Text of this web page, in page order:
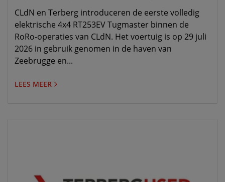
CLdN en Terberg introduceren de eerste volledig
elektrische 4x4 RT253EV Tugmaster binnen de
RoRo-operaties van CLdN. Het voertuig is op 29 juli
2026 in gebruik genomen in de haven van
Zeebrugge en...
LEES MEER